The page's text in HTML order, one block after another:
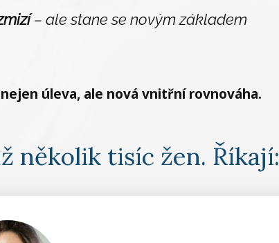
– ale stane se novým základem
úleva, ale nová vnitřní rovnováha.
několik tisíc žen. Říkají: